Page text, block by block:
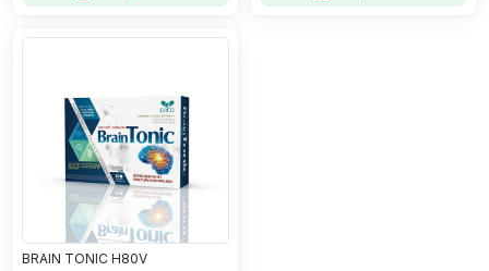
BRAIN TONIC H80V